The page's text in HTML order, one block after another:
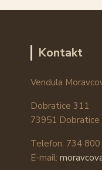
Kontakt
Vendula
Dobratice 311
73951 Dobratice
Telefon: 734
E-mail: